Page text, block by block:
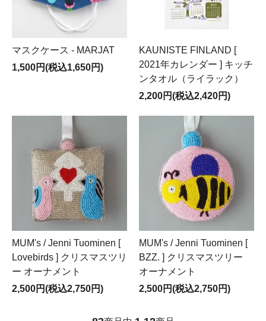
マスクケース - MARJAT
1,500円(税込1,650円)
KAUNISTE FINLAND [
2021年カレンダー ] キッチ
ンタオル（ライラック）
2,200円(税込2,420円)
MUM's / Jenni Tuominen [
Lovebirds ] クリスマスツリ
ー オーナメント
2,500円(税込2,750円)
MUM's / Jenni Tuominen [
BZZ. ] クリスマスツリー
オーナメント
2,500円(税込2,750円)